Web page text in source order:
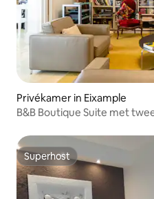
Privékamer in Eixample
B&B Boutique Suite met
Superhost
Superhost